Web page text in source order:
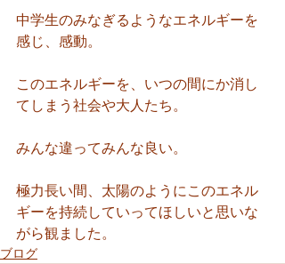
中学生のみなぎるようなエネルギーを
感じ、感動。
このエネルギーを、いつの間にか消し
てしまう社会や大人たち。
みんな違ってみんな良い。
極力長い間、太陽のようにこのエネル
ギーを持続していってほしいと思いな
がら観ました。
ブログ